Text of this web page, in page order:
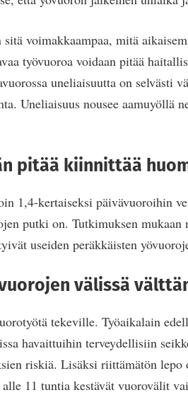
voimakkaampaa, mitä
työvuoroa voidaan pitää
uneliaisuutta on selvästi
Uneliaisuus nousee aamuyöllä
pitää kiinnittää
1,4-kertaiseksi päivävuoroihin
putki on. Tutkimuksen mukaan
useiden peräkkäisten
välissä
tekeville. Työaikalain
havaittuihin terveydellisiin
riskiä. Lisäksi riittämätön lepo
11 tuntia kestävät vuorovälit